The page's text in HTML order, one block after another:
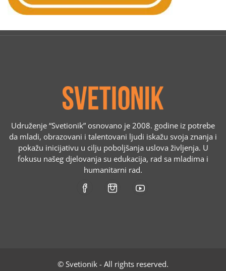
Udruženje “Svetionik” osnovano je 2008. godine iz potrebe
da mladi, obrazovani i talentovani ljudi iskažu svoja znanja i
pokažu inicijativu u cilju poboljšanja uslova življenja. U
fokusu našeg djelovanja su edukacija, rad sa mladima i
humanitarni rad.
© Svetionik - All rights reserved.